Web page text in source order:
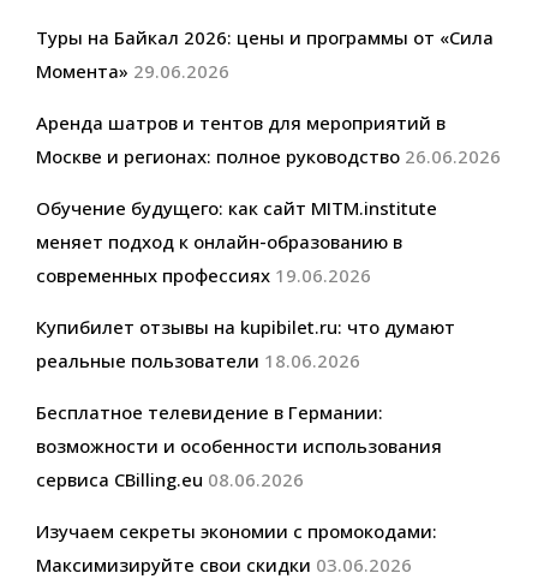
Туры на Байкал 2026: цены и программы от «Сила
Момента» 29.06.2026
Аренда шатров и тентов для мероприятий в
Москве и регионах: полное руководство 26.06.2026
Обучение будущего: как сайт MITM.institute
меняет подход к онлайн-образованию в
современных профессиях 19.06.2026
Купибилет отзывы на kupibilet.ru: что думают
реальные пользователи 18.06.2026
Бесплатное телевидение в Германии:
возможности и особенности использования
сервиса CBilling.eu 08.06.2026
Изучаем секреты экономии с промокодами:
Максимизируйте свои скидки 03.06.2026